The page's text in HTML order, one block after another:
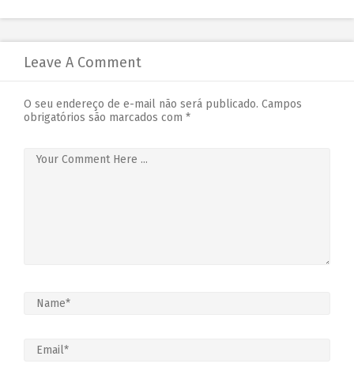
Leave A Comment
O seu endereço de e-mail não será publicado. Campos
obrigatórios são marcados com *